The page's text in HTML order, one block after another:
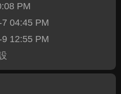
PM
04:45 PM
12:55 PM